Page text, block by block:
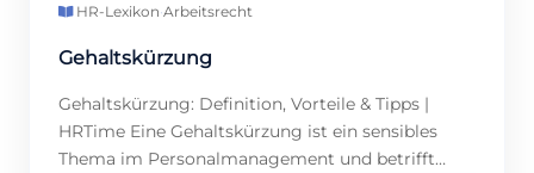
HR-Lexikon·Arbeitsrecht
Gehaltskürzung
Gehaltskürzung: Definition, Vorteile & Tipps |
HRTime Eine Gehaltskürzung ist ein sensibles
Thema im Personalmanagement und betrifft